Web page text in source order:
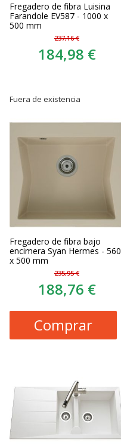
Fregadero de fibra Luisina
Farandole EV587 - 1000 x
500 mm
237,16 €
184,98 €
Fuera de existencia
Fregadero de fibra bajo
encimera Syan Hermes - 560
x 500 mm
235,95 €
188,76 €
Comprar